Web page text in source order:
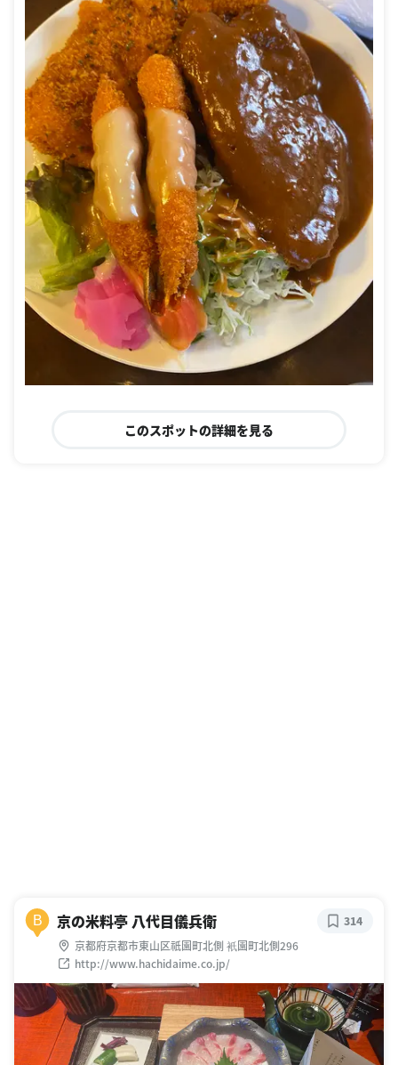
このスポットの詳細を見る
B 京の米料亭 八代目儀兵衛
京都府京都市東山区祇園町北側 衹園町北側296
http://www.hachidaime.co.jp/
314